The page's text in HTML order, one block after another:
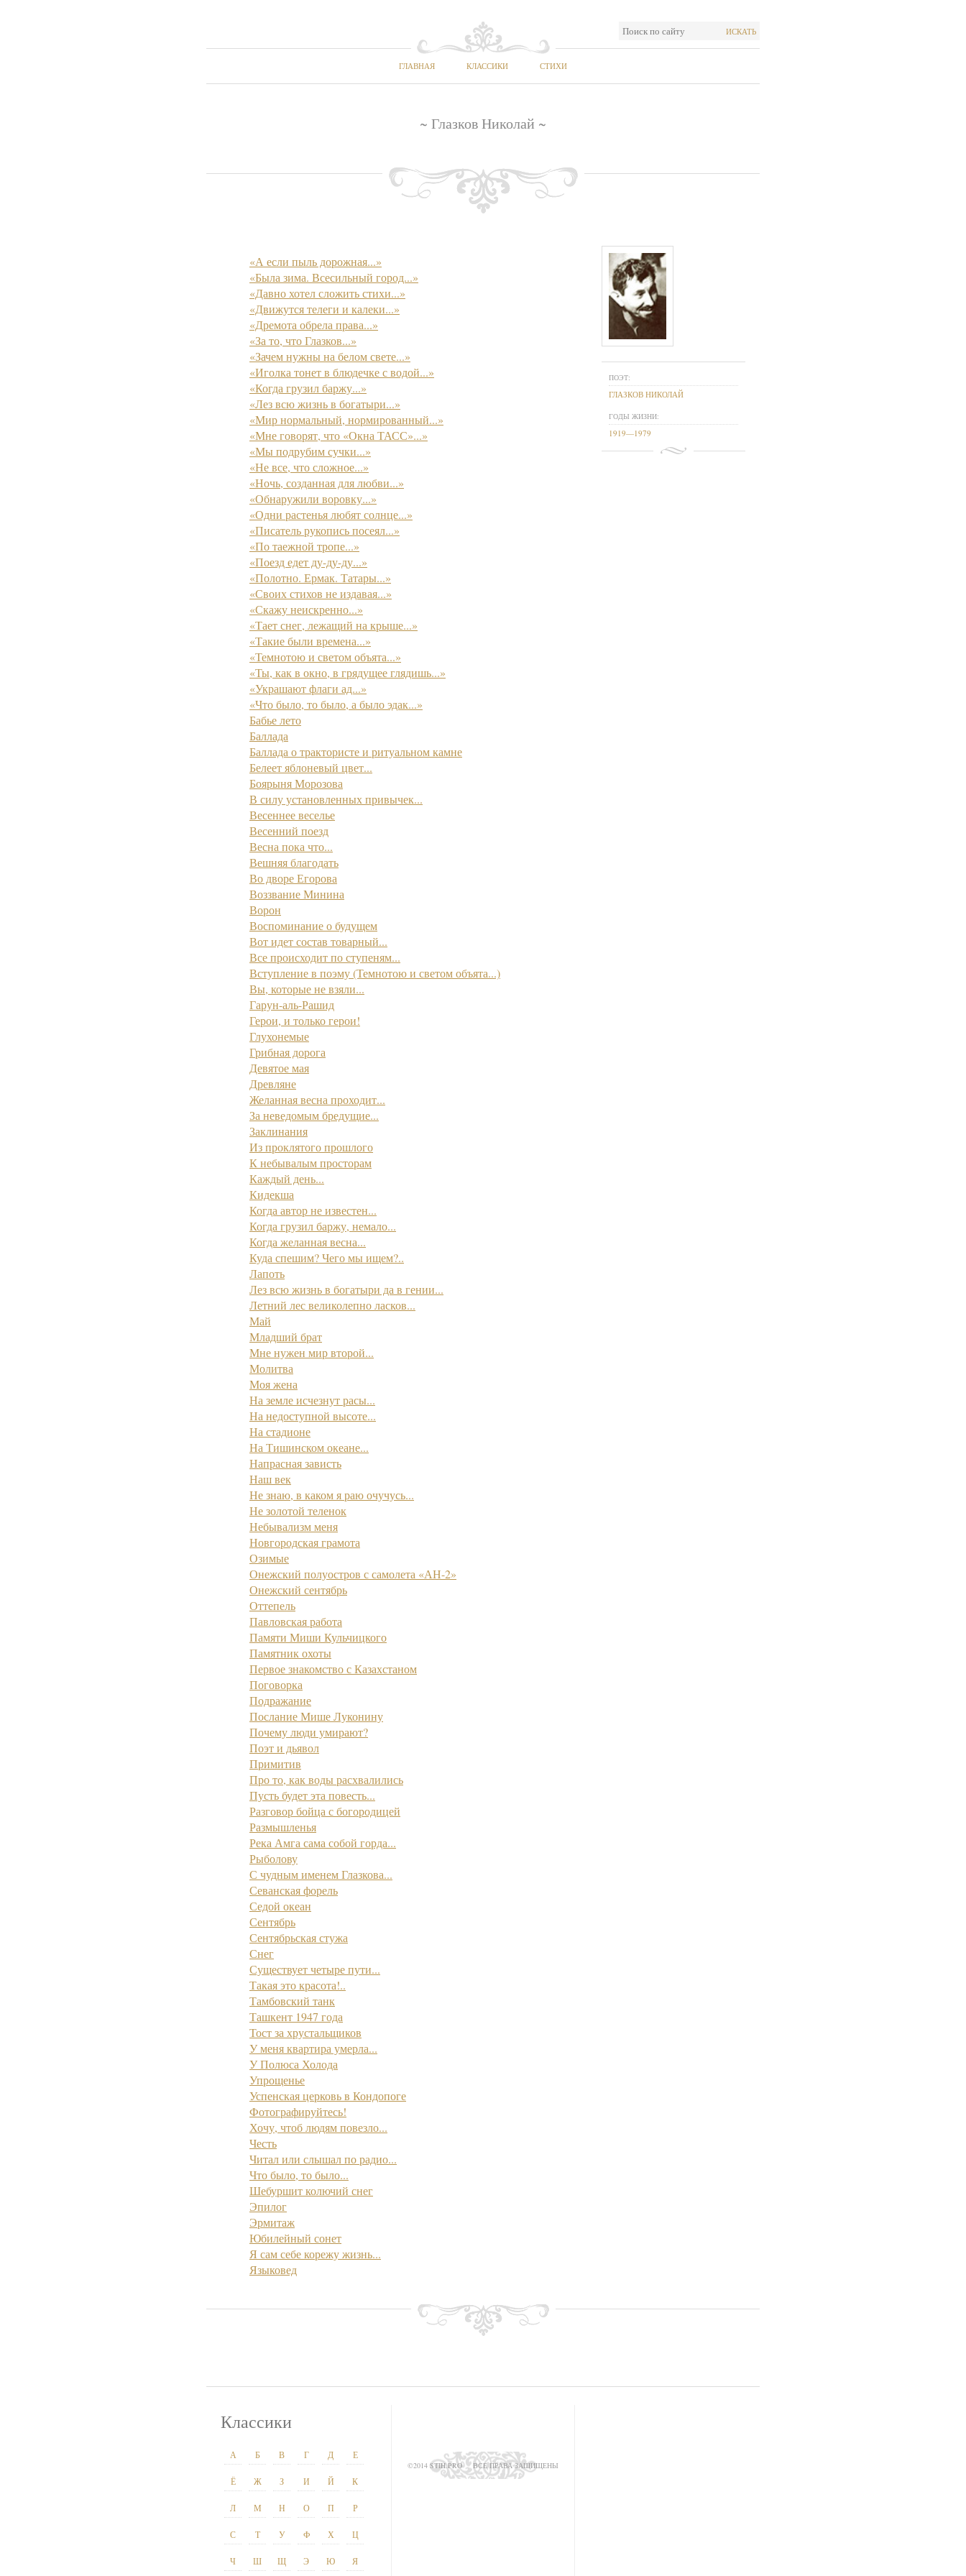
ИСКАТЬ
ГЛАВНАЯ КЛАССИКИ СТИХИ
~ Глазков Николай ~
«А если пыль дорожная...»
«Была зима. Всесильный город...»
«Давно хотел сложить стихи...»
«Движутся телеги и калеки...»
«Дремота обрела права...»
«За то, что Глазков...»
«Зачем нужны на белом свете...»
«Иголка тонет в блюдечке с водой...»
«Когда грузил баржу...»
«Лез всю жизнь в богатыри...»
«Мир нормальный, нормированный...»
«Мне говорят, что «Окна ТАСС»...»
«Мы подрубим сучки...»
«Не все, что сложное...»
«Ночь, созданная для любви...»
«Обнаружили воровку...»
«Одни растенья любят солнце...»
«Писатель рукопись посеял...»
«По таежной тропе...»
«Поезд едет ду-ду-ду...»
«Полотно. Ермак. Татары...»
«Своих стихов не издавая...»
«Скажу неискренно...»
«Тает снег, лежащий на крыше...»
«Такие были времена...»
«Темнотою и светом объята...»
«Ты, как в окно, в грядущее глядишь...»
«Украшают флаги ад...»
«Что было, то было, а было эдак...»
Бабье лето
Баллада
Баллада о трактористе и ритуальном камне
Белеет яблоневый цвет...
Боярыня Морозова
В силу установленных привычек...
Весеннее веселье
Весенний поезд
Весна пока что...
Вешняя благодать
Во дворе Егорова
Воззвание Минина
Ворон
Воспоминание о будущем
Вот идет состав товарный...
Все происходит по ступеням...
Вступление в поэму (Темнотою и светом объята...)
Вы, которые не взяли...
Гарун-аль-Рашид
Герои, и только герои!
Глухонемые
Грибная дорога
Девятое мая
Древляне
Желанная весна проходит...
За неведомым бредущие...
Заклинания
Из проклятого прошлого
К небывалым просторам
Каждый день...
Кидекша
Когда автор не известен...
Когда грузил баржу, немало...
Когда желанная весна...
Куда спешим? Чего мы ищем?..
Лапоть
Лез всю жизнь в богатыри да в гении...
Летний лес великолепно ласков...
Май
Младший брат
Мне нужен мир второй...
Молитва
Моя жена
На земле исчезнут расы...
На недоступной высоте...
На стадионе
На Тишинском океане...
Напрасная зависть
Наш век
Не знаю, в каком я раю очучусь...
Не золотой теленок
Небывализм меня
Новгородская грамота
Озимые
Онежский полуостров с самолета «АН-2»
Онежский сентябрь
Оттепель
Павловская работа
Памяти Миши Кульчицкого
Памятник охоты
Первое знакомство с Казахстаном
Поговорка
Подражание
Послание Мише Луконину
Почему люди умирают?
Поэт и дьявол
Примитив
Про то, как воды расхвалились
Пусть будет эта повесть...
Разговор бойца с богородицей
Размышленья
Река Амга сама собой горда...
Рыболову
С чудным именем Глазкова...
Севанская форель
Седой океан
Сентябрь
Сентябрьская стужа
Снег
Существует четыре пути...
Такая это красота!..
Тамбовский танк
Ташкент 1947 года
Тост за хрустальщиков
У меня квартира умерла...
У Полюса Холода
Упрощенье
Успенская церковь в Кондопоге
Фотографируйтесь!
Хочу, чтоб людям повезло...
Честь
Читал или слышал по радио...
Что было, то было...
Шебуршит колючий снег
Эпилог
Эрмитаж
Юбилейный сонет
Я сам себе корежу жизнь...
Языковед
ПОЭТ:
ГЛАЗКОВ НИКОЛАЙ
ГОДЫ ЖИЗНИ:
1919—1979
Классики
А Б В Г Д Е
Ё Ж З И Й К
Л М Н О П Р
С Т У Ф Х Ц
Ч Ш Щ Э Ю Я
©2014 STIH.PRO ВСЕ ПРАВА ЗАЩИЩЕНЫ